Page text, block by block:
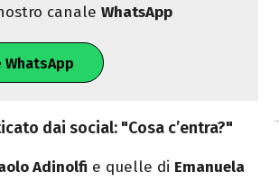
canaleWhatsApp
WhatsApp
dai social: "Cosa c’entra?"
Adinolfi e quelle di Emanuela